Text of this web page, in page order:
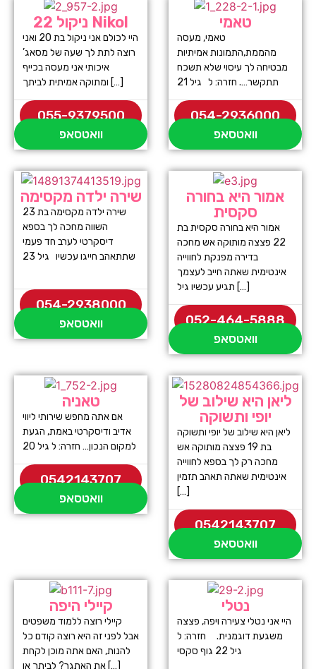
ניקול 22 Nikol
היי לכולם אני ניקול בת 20 ואני
רוצה לתת לך שעה של מסאג’
איכותי אני מעסה בכייף
ומתוקה אמיתית לביתך […]
055-9379500
וואטסאפ
טאמי
טאמי, מעסה
מהממת,התמונות אמיתיות
מבטיחה לך עיסוי שלא תשכח
054-2936000
וואטסאפ
שירה ילדה מקסימה
שירה ילדה מקסימה בת 23
השווה מחכה לך בספא
דיסקרטי לערב חד פעמי
שתתאהב חייגו עכשיו גיל 23
054-2938000
וואטסאפ
אמור היא בחורה
סקסית
אמור היא בחורה סקסית בת
22 פצצה מותוקה אש מחכה
בדירה מפנקת לחווייה
אינטימית שאתה חייב לעצמך
תגיע עכשיו גיל […]
052-464-5888
וואטסאפ
טאניה
אם אתה מחפש שירותי ליווי
אדיב ודיסקרטי באמת, הגעת
למקום הנכון… חזרה: ל גיל 20
0542143707
וואטסאפ
ליאן היא שילוב של
יופי ותשוקה
ליאן היא שילוב של יופי ותשוקה
בת 19 פצצה מותוקה אש
מחכה רק לך בספא לחווייה
אינטימית שאתה תאהב תזמין
[…]
0542143707
וואטסאפ
קיילי היפה
קיילי רוצה ללמוד משפטים
אבל לפני זה היא רוצה קודם כל
להנות, האם אתה מוכן לקחת
את האתגר? לביתך או […]
נטלי
היי אני נטלי צעירה ויפה, פצצה
משגעת דוגמנית. חזרה: ל
גיל 22 גוף סקסי